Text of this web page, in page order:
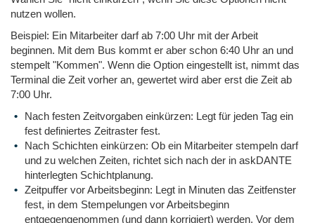
nutzen wollen.
Beispiel: Ein Mitarbeiter darf ab 7:00 Uhr mit der Arbeit
beginnen. Mit dem Bus kommt er aber schon 6:40 Uhr an und
stempelt "Kommen". Wenn die Option eingestellt ist, nimmt das
Terminal die Zeit vorher an, gewertet wird aber erst die Zeit ab
7:00 Uhr.
Nach festen Zeitvorgaben einkürzen: Legt für jeden Tag ein
fest definiertes Zeitraster fest.
Nach Schichten einkürzen: Ob ein Mitarbeiter stempeln darf
und zu welchen Zeiten, richtet sich nach der in askDANTE
hinterlegten Schichtplanung.
Zeitpuffer vor Arbeitsbeginn: Legt in Minuten das Zeitfenster
fest, in dem Stempelungen vor Arbeitsbeginn
entgegengenommen (und dann korrigiert) werden. Vor dem